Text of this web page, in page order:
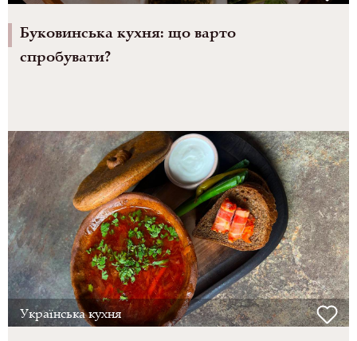
Буковинська кухня: що варто
спробувати?
Українська кухня